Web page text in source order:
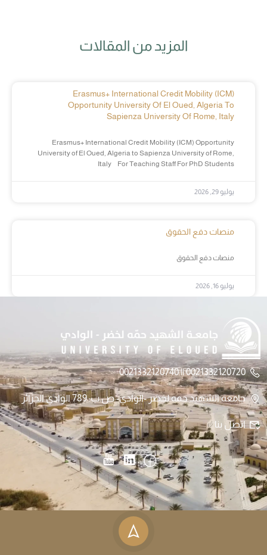
المزيد من المقالات
Erasmus+ International Credit Mobility (ICM)
Opportunity University Of El Oued, Algeria To
Sapienza University Of Rome, Italy
Erasmus+ International Credit Mobility (ICM) Opportunity
University of El Oued, Algeria to Sapienza University of Rome,
Italy For Teaching Staff For PhD Students
يوليو 29, 2026
منصات دفع الحقوق
منصات دفع الحقوق
يوليو 16, 2026
0021332120720 || 0021332120740
جامعة الشهيد حمه لخضر -الوادي- ص.ب: 789 الوادي الجزائر
اتصل بنا